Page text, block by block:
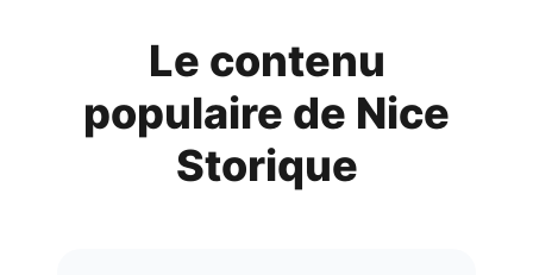
Le contenu
populaire de Nice
Storique